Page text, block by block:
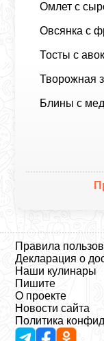
Омлет с
Овсянка с
Тосты с
Творожная
Блины с
Правила
Декларация о
Наши кулинары
Пишите
О проекте
Новости сайта
Политика